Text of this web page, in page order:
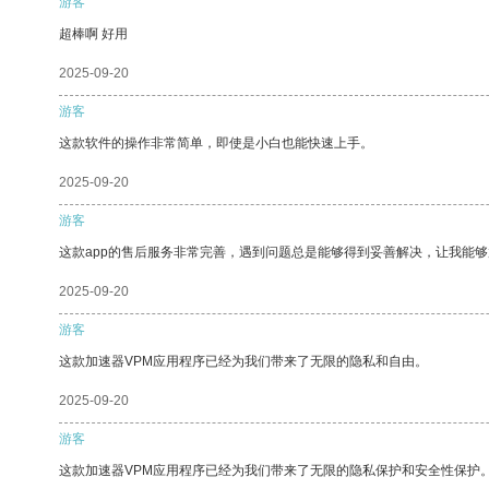
超棒啊 好用
2025-09-20
游客
这款软件的操作非常简单，即使是小白也能快速上手。
2025-09-20
游客
这款app的售后服务非常完善，遇到问题总是能够得到妥善解决，让我能够
2025-09-20
游客
这款加速器VPM应用程序已经为我们带来了无限的隐私和自由。
2025-09-20
游客
这款加速器VPM应用程序已经为我们带来了无限的隐私保护和安全性保护。